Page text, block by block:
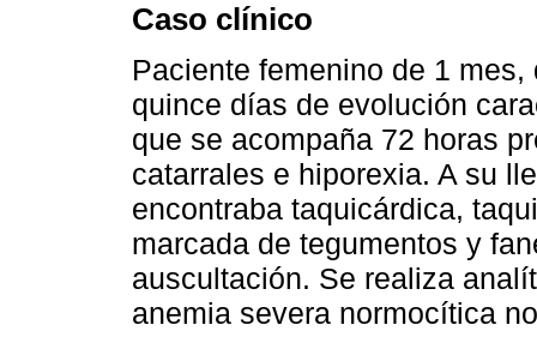
Caso clínico
Paciente femenino de 1
quince días de evolución
que se acompaña 72 horas
catarrales e hiporexia. A su
encontraba taquicárdica,
marcada de tegumentos y
auscultación. Se realiza
anemia severa normocítica